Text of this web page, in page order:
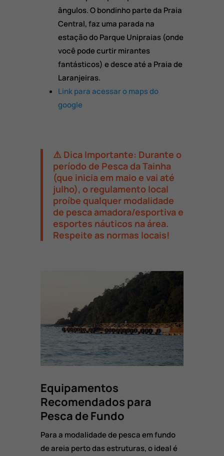
ângulos.O bondinho parte da Praia
Central,faz uma parada na
estação do Parque Unipraias (onde
você pode curtir mirantes
fantásticos) e desce até a Praia de
Laranjeiras.
Link para acessar o maps do
google
⚠️ Dica Importante: Durante o
período de Pesca da Tainha
(que inicia em maio e vai até
julho), o regulamento local
proíbe qualquer modalidade
de pesca amadora/esportiva e
esportes náuticos na área.
Respeite as normas locais!
Equipamentos
Recomendados para
Pesca de Fundo
Para a modalidade de pesca em fundo
de areia perto das estruturas,o ideal é